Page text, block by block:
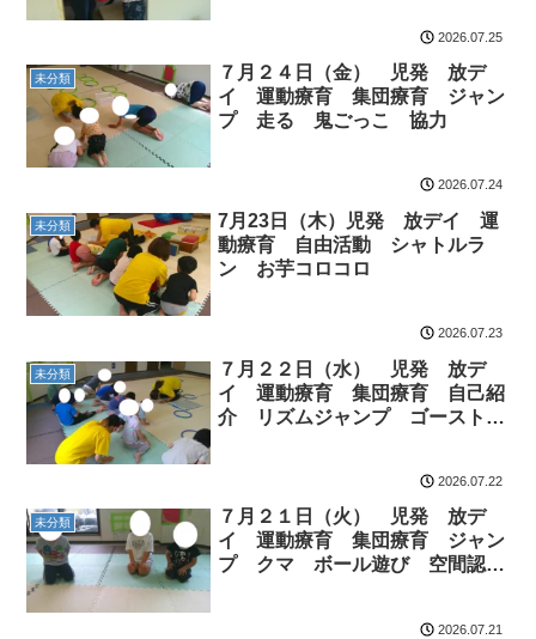
2026.07.25
未分類
７月２４日（金） 児発 放デ
イ 運動療育 集団療育 ジャン
プ 走る 鬼ごっこ 協力
2026.07.24
未分類
7月23日（木）児発 放デイ 運
動療育 自由活動 シャトルラ
ン お芋コロコロ
2026.07.23
未分類
７月２２日（水） 児発 放デ
イ 運動療育 集団療育 自己紹
介 リズムジャンプ ゴーストッ
2026.07.22
未分類
７月２１日（火） 児発 放デ
イ 運動療育 集団療育 ジャン
プ クマ ボール遊び 空間認
2026.07.21